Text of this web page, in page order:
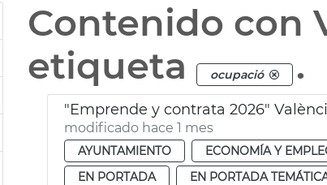
Contenido con
etiqueta
ocupació .
"Emprende y contrata 2026"
modificado hace 1 mes
AYUNTAMIENTO ECONOMÍA Y
EN PORTADA
EN PORTADA